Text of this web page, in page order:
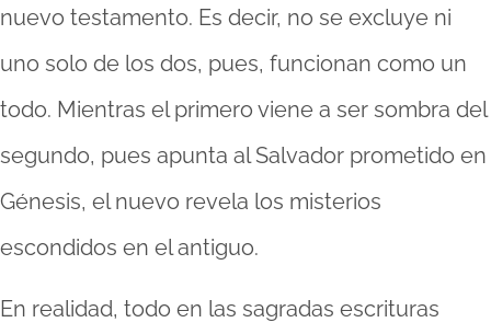
nuevo testamento. Es decir, no se excluye ni
uno solo de los dos, pues, funcionan como un
todo. Mientras el primero viene a ser sombra del
segundo, pues apunta al Salvador prometido en
Génesis, el nuevo revela los misterios
escondidos en el antiguo.
En realidad, todo en las sagradas escrituras